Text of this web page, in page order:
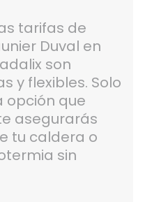
tarifas de
Duval en
son
y flexibles. Solo
opción que
asegurarás
tu caldera o
sin